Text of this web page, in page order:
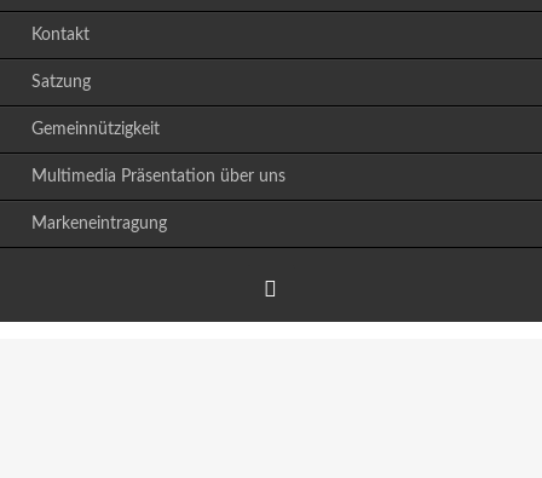
Kontakt
Satzung
Gemeinnützigkeit
Multimedia Präsentation über uns
Markeneintragung